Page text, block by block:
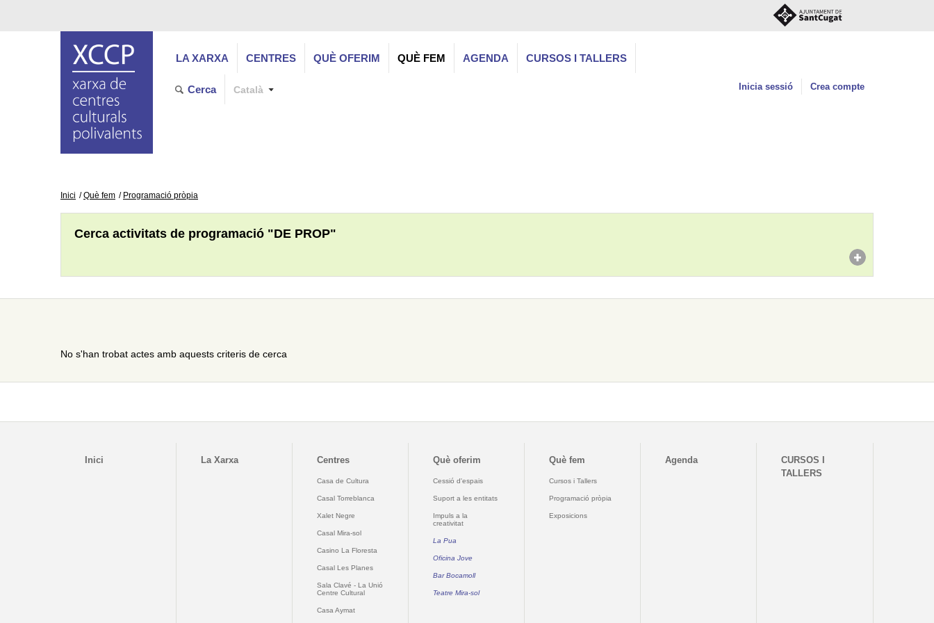
LA XARXA CENTRES QUÈ OFERIM QUÈ FEM AGENDA CURSOS I TALLERS
Cerca Català Inicia sessió Crea compte
Inici Què fem Programació pròpia
Cerca activitats de programació "DE PROP"
No s'han trobat actes amb aquests criteris de cerca
Inici La Xarxa Centres
Casa de Cultura
Casal Torreblanca
Xalet Negre
Casal Mira-sol
Casino La Floresta
Casal Les Planes
Sala Clavé - La Unió
Centre Cultural
Casa Aymat
Què oferim
Cessió d'espais
Suport a les entitats
Impuls a la
creativitat
La Pua
Oficina Jove
Bar Bocamoll
Teatre Mira-sol
Què fem
Cursos i Tallers
Programació pròpia
Exposicions
Agenda
CURSOS I
TALLERS